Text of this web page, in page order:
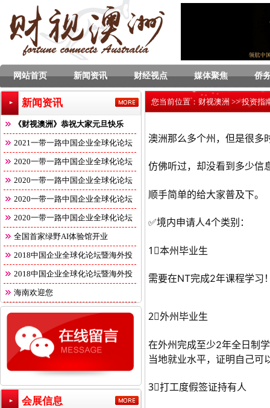
网站首页 新闻资讯 财经视点 媒体聚焦 侨
新闻资讯
《财视澳洲》恭祝大家元旦快乐
2021一带一路中国企业全球化论坛
2020一带一路中国企业全球化论坛
2020一带一路中国企业全球化论坛
2020一带一路中国企业全球化论坛
2020一带一路中国企业全球化论坛
全国首家绿野AI体验馆开业
2018中国企业全球化论坛暨海外投
2018中国企业全球化论坛暨海外投
海南欢迎您
会展信息
您当前位置： 财视澳洲 >>投资指
澳洲那么多个州，但是很多
仿佛听过，却没看到多少信
顺手简单的给大家普及下。
✅境内申请人4个类别：
1⃣️本州毕业生
需要在NT完成2年课程学习
2⃣️外州毕业生
在外州完成至少2年全日制
当地就业水平，证明自己可
3⃣️打工度假签证持有人